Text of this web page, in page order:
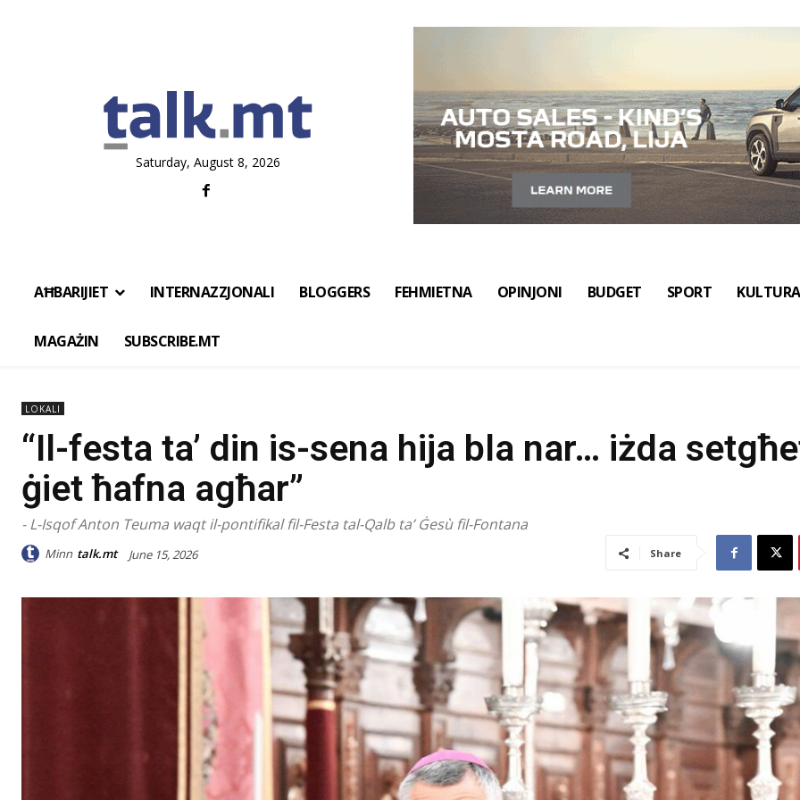
Saturday, August 8, 2026
AĦBARIJIET INTERNAZZJONALI BLOGGERS FEHMIETNA OPINJONI BUDGET SPORT KULTURA
MAGAŻIN SUBSCRIBE.MT
LOKALI
“Il-festa ta’ din is-sena hija bla nar… iżda
ġiet ħafna agħar”
- L-Isqof Anton Teuma waqt il-pontifikal fil-Festa tal-Qalb ta’ Ġesù fil-Fontana
Minn talk.mt June 15, 2026 Share